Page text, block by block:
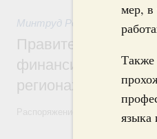
мер, в
Также
языка
Минтруд России 30 июля
Правительство
финансирование
регионах